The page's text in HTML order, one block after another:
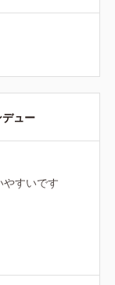
ュー
すいです